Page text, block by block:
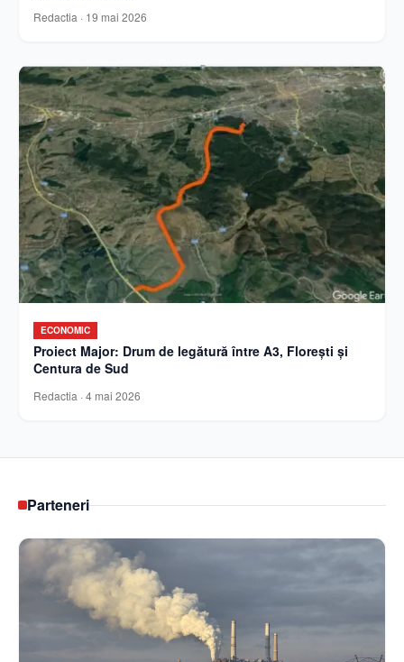
Redactia · 19 mai 2026
ECONOMIC
Proiect Major: Drum de legătură între A3, Florești și
Centura de Sud
Redactia · 4 mai 2026
Parteneri